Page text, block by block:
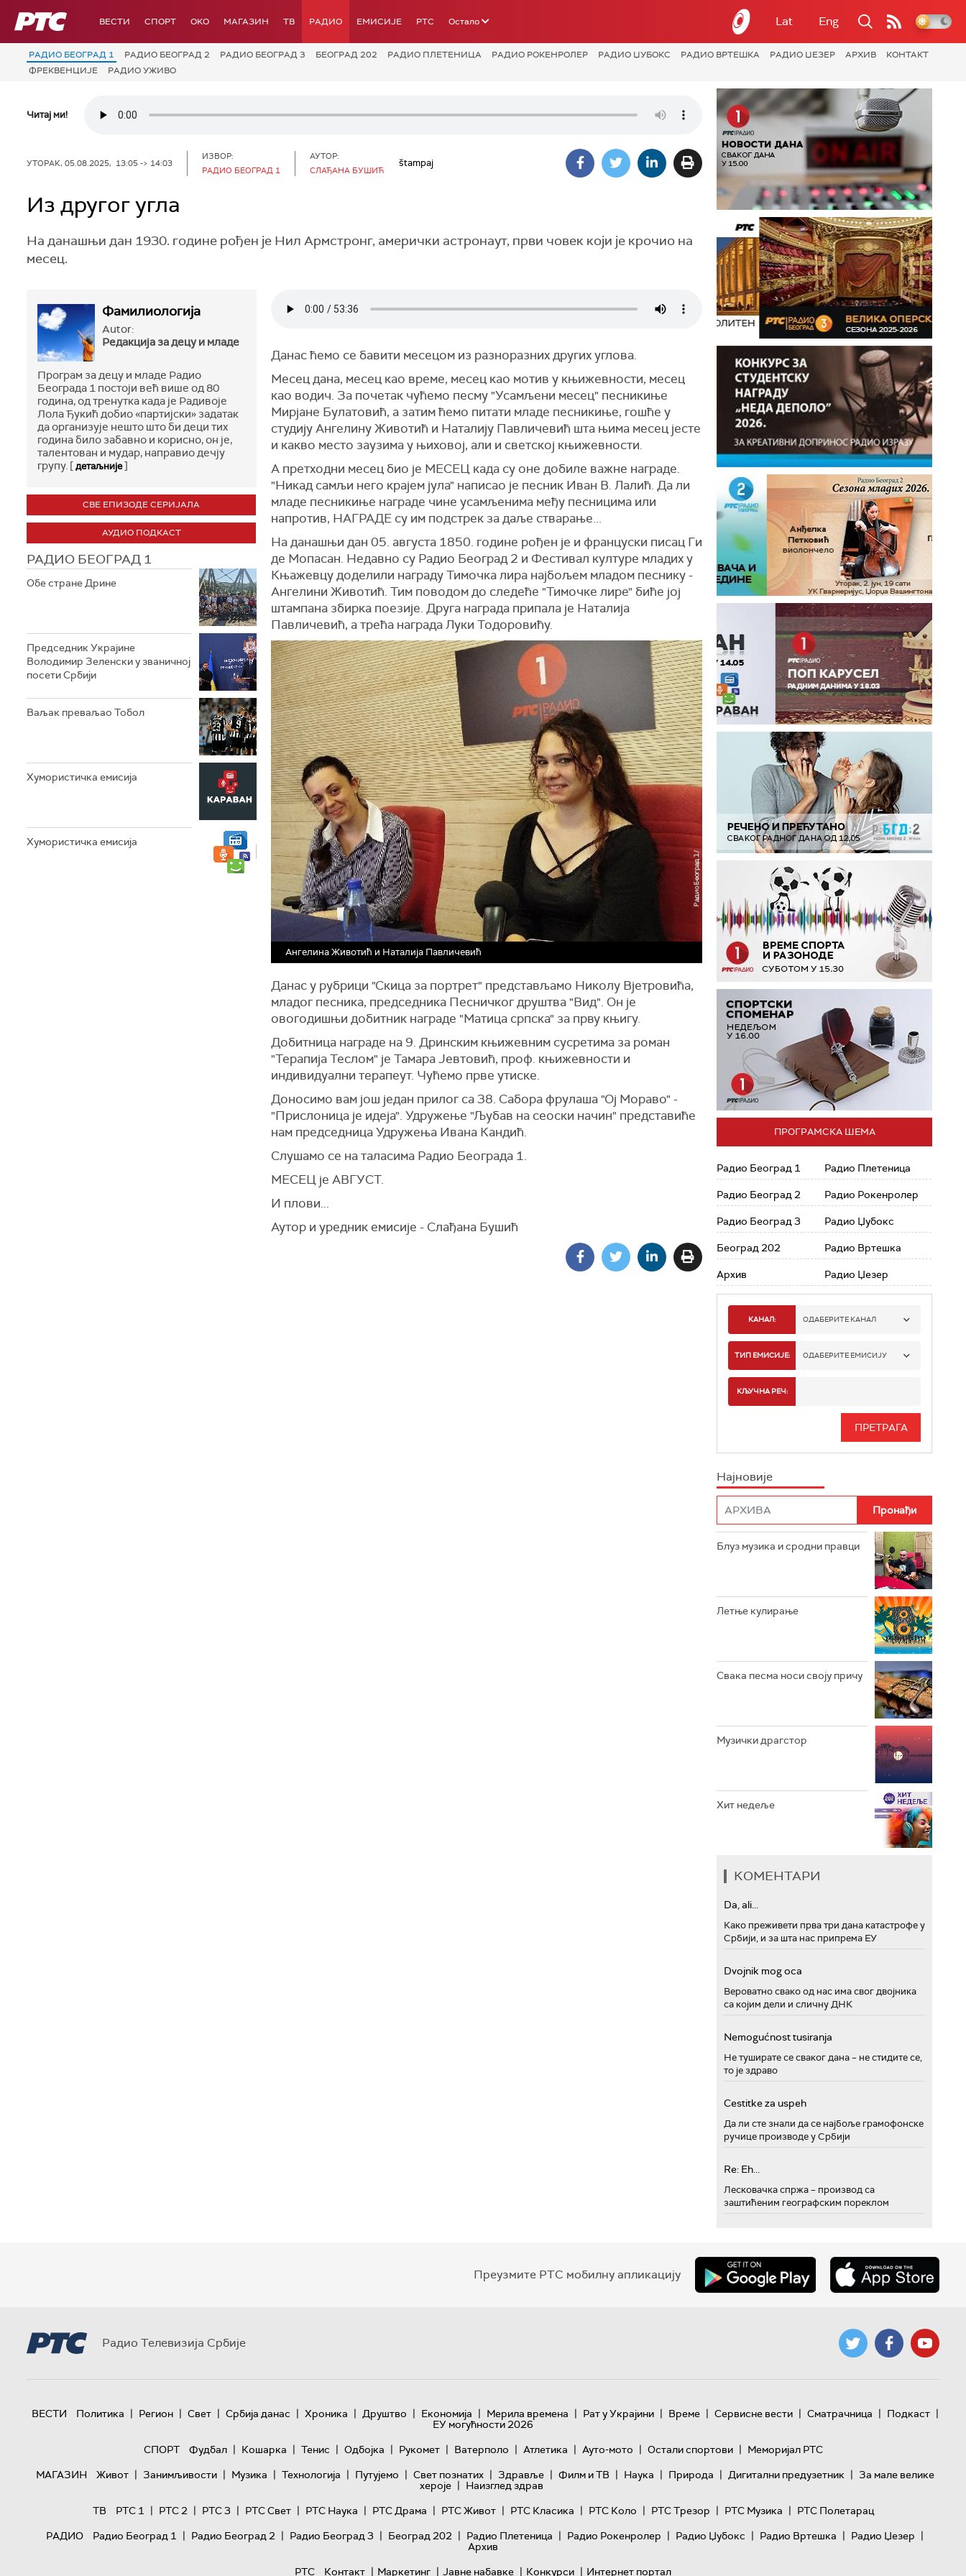
РТС ВЕСТИ СПОРТ OKO МАГАЗИН ТВ РАДИО ЕМИСИЈЕ РТС Остало Lat Eng
РАДИО БЕОГРАД 1 РАДИО БЕОГРАД 2 РАДИО БЕОГРАД 3 БЕОГРАД 202 РАДИО ПЛЕТЕНИЦА РАДИО РОКЕНРОЛЕР РАДИО ЏУБОКС РАДИО ВРТЕШКА РАДИО ЏЕЗЕР АРХИВ
КОНТАКТ
ФРЕКВЕНЦИЈЕ
РАДИО УЖИВО
Читај ми!
УТОРАК, 05.08.2025, 13:05 -> 14:03
ИЗВОР:
РАДИО БЕОГРАД 1
АУТОР:
СЛАЂАНА БУШИЋ
štampaj
Из другог угла
На данашњи дан 1930. године рођен је Нил Армстронг, амерички астронаут, први човек који је крочио на
месец.
Фамилиологија
Autor:
Редакција за децу и младе
Програм за децу и младе Радио
Београда 1 постоји већ више од 80
година, од тренутка када је Радивоје
Лола Ђукић добио «партијски» задатак
да организује нешто што би деци тих
година било забавно и корисно, он је,
талентован и мудар, направио дечју
групу. [детаљније]
СВЕ ЕПИЗОДЕ СЕРИЈАЛА
АУДИО ПОДКАСТ
РАДИО БЕОГРАД 1
Обе стране Дрине
Председник Украјине
Володимир Зеленски у званичној
посети Србији
Ваљак преваљао Тобол
Хумористичка емисија
Хумористичка емисија
Данас ћемо се бавити месецом из разноразних других углова.
Месец дана, месец као време, месец као мотив у књижевности, месец
као водич. За почетак чућемо песму "Усамљени месец" песникиње
Мирјане Булатовић, а затим ћемо питати младе песникиње, гошће у
студију Ангелину Животић и Наталију Павличевић шта њима месец јесте
и какво место заузима у њиховој, али и светској књижевности.
А претходни месец био је МЕСЕЦ када су оне добиле важне награде.
"Никад самљи него крајем јула" написао је песник Иван В. Лалић. Да ли
младе песникиње награде чине усамљенима међу песницима или
напротив, НАГРАДЕ су им подстрек за даље стварање...
На данашњи дан 05. августа 1850. године рођен је и француски писац Ги
де Мопасан. Недавно су Радио Београд 2 и Фестивал културе младих у
Књажевцу доделили награду Тимочка лира најбољем младом песнику -
Ангелини Животић. Тим поводом до следеће "Тимочке лире" биће јој
штампана збирка поезије. Друга награда припала је Наталија
Павличевић, а трећа награда Луки Тодоровићу.
Ангелина Животић и Наталија Павличевић
Данас у рубрици "Скица за портрет" представљамо Николу Вјетровића,
младог песника, председника Песничког друштва "Вид". Он је
овогодишњи добитник награде "Матица српска" за прву књигу.
Добитница награде на 9. Дринским књижевним сусретима за роман
"Терапија Теслом" је Тамара Јевтовић, проф. књижевности и
индивидуални терапеут. Чућемо прве утиске.
Доносимо вам још један прилог са 38. Сабора фрулаша "Ој Мораво" -
"Прислоница је идеја". Удружење "Љубав на сеоски начин" представиће
нам председница Удружења Ивана Кандић.
Слушамо се на таласима Радио Београда 1.
МЕСЕЦ је АВГУСТ.
И плови...
Аутор и уредник емисије - Слађана Бушић
ПРОГРАМСКА ШЕМА
Радио Београд 1
Радио Београд 2
Радио Београд 3
Београд 202
Архив
Радио Плетеница
Радио Рокенролер
Радио Џубокс
Радио Вртешка
Радио Џезер
КАНАЛ: ОДАБЕРИТЕ КАНАЛ
РАДИО БЕОГРАД 1
РАДИО БЕОГРАД 3
РАДИО РОКЕНРОЛЕР
РАДИО ЏУБОКС
РАДИО ВРТЕШКА
РАДИО ЏЕЗЕР
ТИП ЕМИСИЈЕ: ОДАБЕРИТЕ ЕМИСИЈУ
ИНФО
КЉУЧНА РЕЧ:
Најновије
Блуз музика и сродни правци
Летње кулирање
Свака песма носи своју причу
Музички драгстор
Хит недеље
КОМЕНТАРИ
Da, ali...
Како преживети прва три дана катастрофе у
Србији, и за шта нас припрема ЕУ
Dvojnik mog oca
Вероватно свако од нас има свог двојника
са којим дели и сличну ДНК
Nemogućnost tusiranja
Не туширате се сваког дана – не стидите се,
то је здраво
Cestitke za uspeh
Да ли сте знали да се најбоље грамофонске
ручице производе у Србији
Re: Eh...
Лесковачка спржа – производ са
заштићеним географским пореклом
Преузмите РТС мобилну апликацију
Радио Телевизија Србије
ВЕСТИ Политика | Регион | Свет | Србија данас | Хроника | Друштво | Економија | Мерила времена | Рат у Украјини | Време | Сервисне вести | Сматрачница | Подкаст |
ЕУ могућности 2026
СПОРТ
Фудбал | Кошарка | Тенис | Одбојка | Рукомет | Ватерполо | Атлетика | Ауто-мото | Остали спортови | Меморијал РТС
МАГАЗИН
Живот | Занимљивости | Музика | Технологијa | Путујемо | Свет познатих | Здравље | Филм и ТВ | Наука | Природа | Дигитални предузетник | За мале велике
хероје | Наизглед здрав
ТВ
РТС 1 | РТС 2 | РТС 3 | РТС Свет | РТС Наука | РТС Драма | РТС Живот | РТС Класика | РТС Коло | РТС Трезор | РТС Музика | РТС Полетарац
РАДИО
Радио Београд 1 | Радио Београд 2 | Радио Београд 3 | Београд 202 | Радио Плетеница | Радио Рокенролер | Радио Џубокс | Радио Вртешка | Радио Џезер |
Архив
РТС
Контакт | Маркетинг | Јавне набавке | Конкурси | Интернет портал